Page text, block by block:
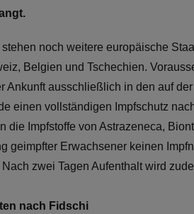
noch weitere europäische
Belgien und Tschechien.
Ankunft ausschließlich in den auf
einen vollständigen Impfschutz
die Impfstoffe von Astrazeneca,
geimpfter Erwachsener keinen
zwei Tagen Aufenthalt wird
nach Fidschi